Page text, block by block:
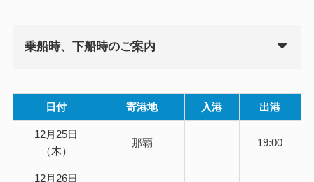
乗船時、下船時のご案内
日付 寄港地 入港 出港
12月25日
（木）
那覇 19:00
12月26日